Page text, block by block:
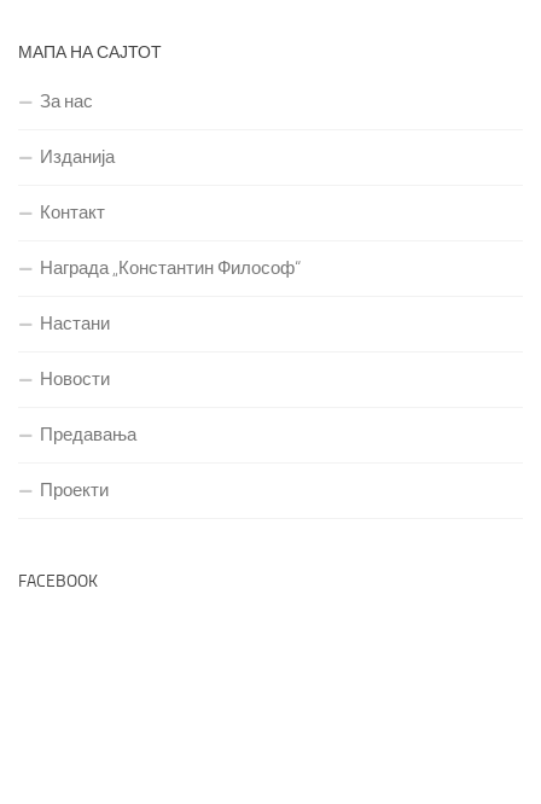
МАПА НА САЈТОТ
За нас
Изданија
Контакт
Награда „Константин Философ“
Настани
Новости
Предавања
Проекти
FACEBOOK